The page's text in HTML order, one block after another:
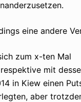
eine andere
zum x-ten Mal
mit
in Kiew einen
aber